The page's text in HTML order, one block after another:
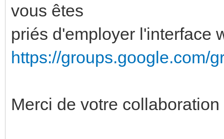
vous êtes
priés d'employer l'interface
https://groups.google.com/
Merci de votre collaboration